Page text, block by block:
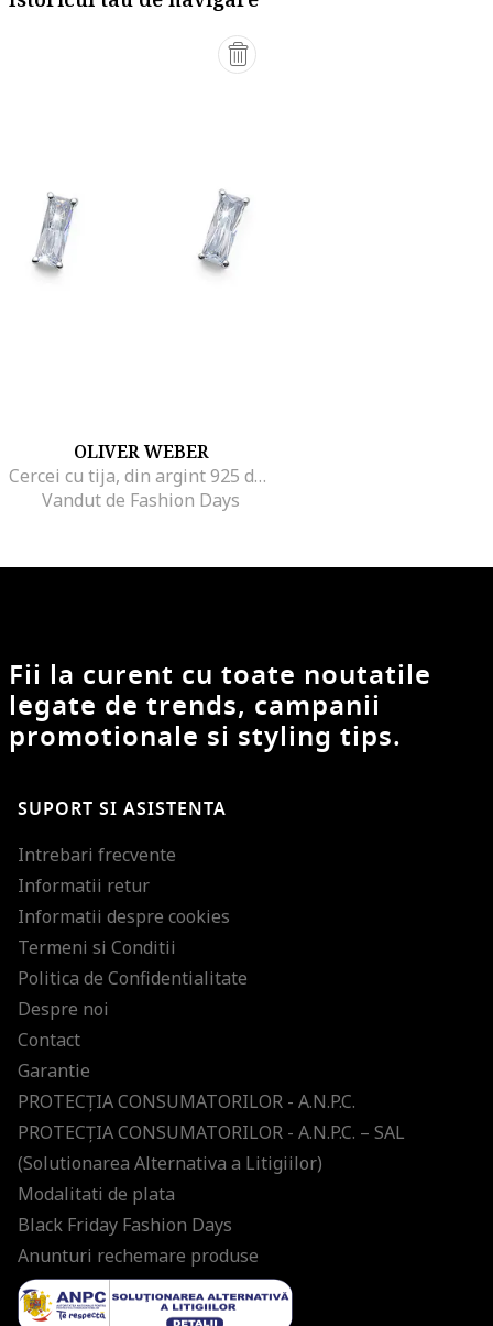
OLIVER WEBER
Cercei cu tija, din argint 925 decorati cu cristale, Argintiu
Vandut de Fashion Days
Fii la curent cu toate noutatile
legate de trends, campanii
promotionale si styling tips.
SUPORT SI ASISTENTA
Intrebari frecvente
Informatii retur
Informatii despre cookies
Termeni si Conditii
Politica de Confidentialitate
Despre noi
Contact
Garantie
PROTECŢIA CONSUMATORILOR - A.N.P.C.
PROTECŢIA CONSUMATORILOR - A.N.P.C. – SAL
(Solutionarea Alternativa a Litigiilor)
Modalitati de plata
Black Friday Fashion Days
Anunturi rechemare produse